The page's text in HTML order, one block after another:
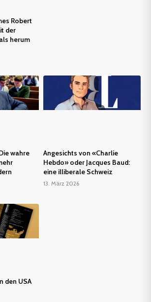
Robert
der
herum
wahre
Angesichts von «Charlie
Hebdo» oder Jacques Baud:
eine illiberale Schweiz
13. März 2026
den USA